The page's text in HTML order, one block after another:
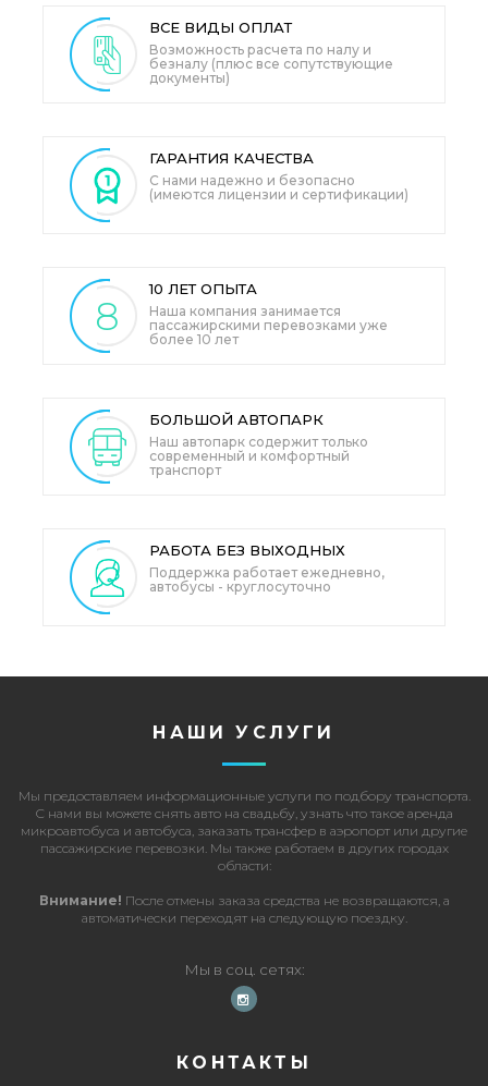
ВСЕ ВИДЫ ОПЛАТ
Возможность расчета по налу и
безналу (плюс все сопутствующие
документы)
ГАРАНТИЯ КАЧЕСТВА
С нами надежно и безопасно
(имеются лицензии и сертификации)
8
10 ЛЕТОПЫТА
Наша компания занимается
пассажирскими перевозками уже
более 10 лет
БОЛЬШОЙ АВТОПАРК
Наш автопарк содержит только
современный и комфортный
транспорт
РАБОТА БЕЗ ВЫХОДНЫХ
Поддержка работает ежедневно,
автобусы - круглосуточно
НАШИ УСЛУГИ
Мы предоставляем информационные услуги по подбору транспорта.
С нами вы можете снять авто на свадьбу, узнать что такое аренда
микроавтобуса и автобуса, заказать трансфер в аэропорт или другие
пассажирские перевозки. Мы также работаем в других городах
области:
Внимание! После отмены заказа средства не возвращаются, а
автоматически переходят на следующую поездку.
Мы в соц. сетях
КОНТАКТЫ